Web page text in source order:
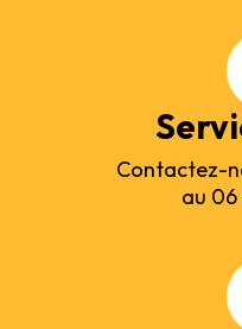
Contactez-
au 06